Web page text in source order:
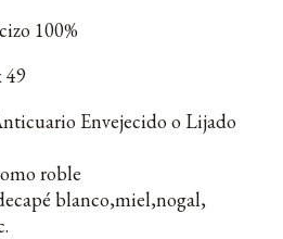
100%
49
Envejecido o Lijado
roble
blanco,miel,nogal,